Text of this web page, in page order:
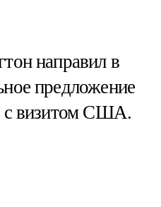
направил в
предложение
с визитом США.